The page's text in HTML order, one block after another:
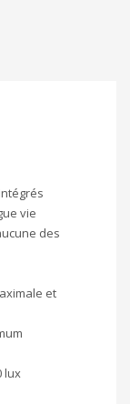
vie
des
et
lux